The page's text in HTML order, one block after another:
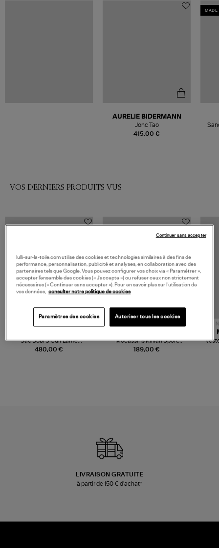
415,00 €
AURELIE BIDERMANN
Jonc Tao
MADE
VOS DERNIERS PRODUITS VUS
480,00 €
Sac Bobi S Cuir Lamé
Champagne
189,00 €
Mocassins Killian Sport
Mousse
LIVRAISON GRATUITE
à partir de 150 € d'achat*
lulli-sur-la-toile.com utilise des cookies et technologies similaires à des fins de
performance, personnalisation, publicité et analyses, en collaboration avec des
partenaires tels que Google. Vous pouvez configurer vos choix via « Paramétrer »,
accepter l’ensemble des cookies (« J’accepte ») ou refuser ceux non strictement
nécessaires (« Continuer sans accepter »). Pour en savoir plus sur l’utilisation de
vos données, consulter notre politique de cookies
Paramètres des cookies Autoriser tous les cookies
Continuer sans accepter